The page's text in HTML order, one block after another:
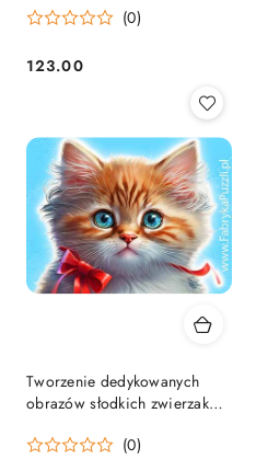
(0)
Cena:
123.00
Tworzenie dedykowanych
obrazów słodkich zwierzaków
zamówienie
(0)